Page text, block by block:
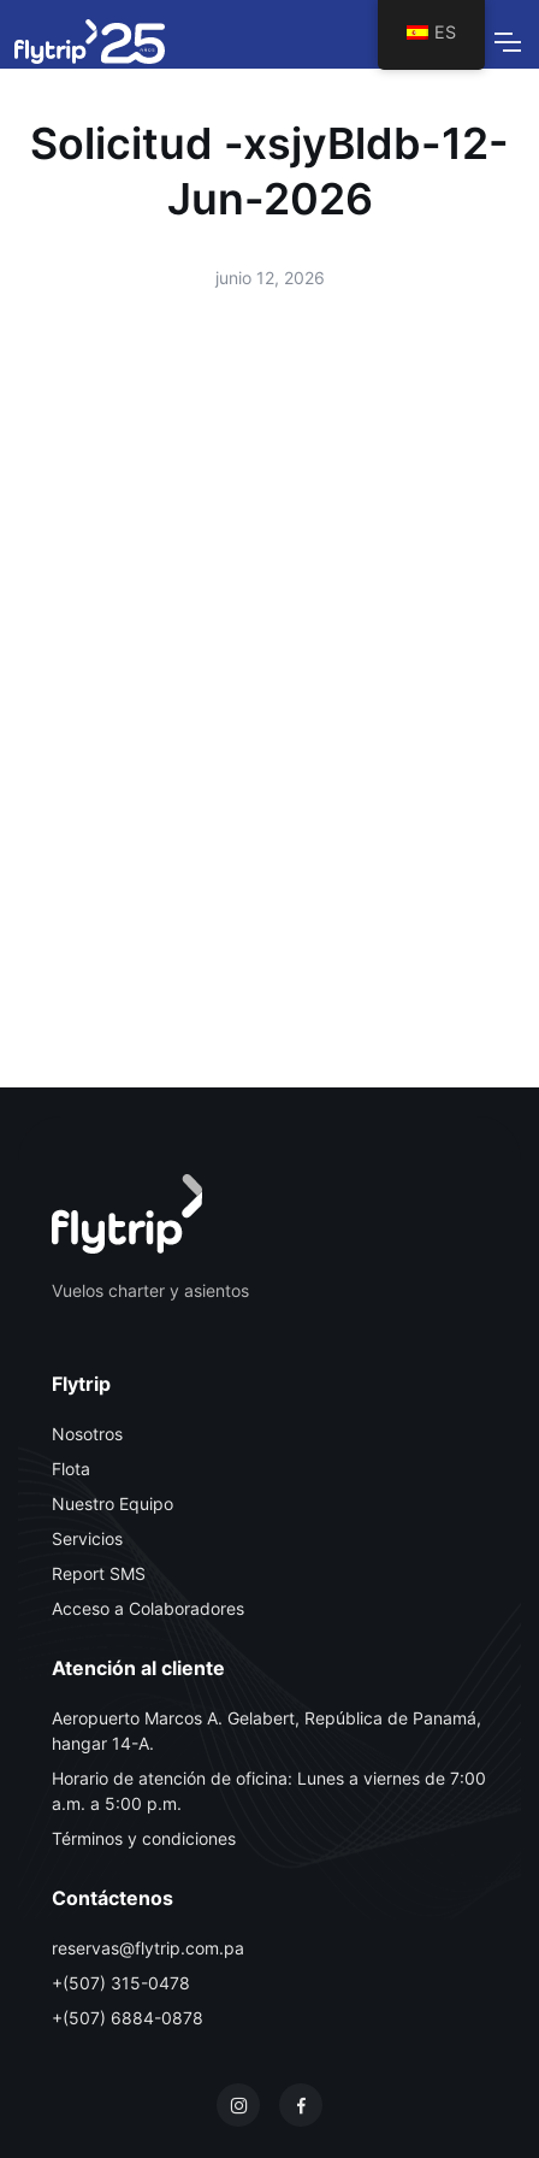
Solicitud -xsjyBldb-12-
Jun-2026
junio 12, 2026
Vuelos charter y asientos
Flytrip
Nosotros
Flota
Nuestro Equipo
Servicios
Report SMS
Acceso a Colaboradores
Atención al cliente
Aeropuerto Marcos A. Gelabert, República de Panamá,
hangar 14-A.
Horario de atención de oficina: Lunes a viernes de 7:00
a.m. a 5:00 p.m.
Términos y condiciones
Contáctenos
reservas@flytrip.com.pa
+(507) 315-0478
+(507) 6884-0878
ES